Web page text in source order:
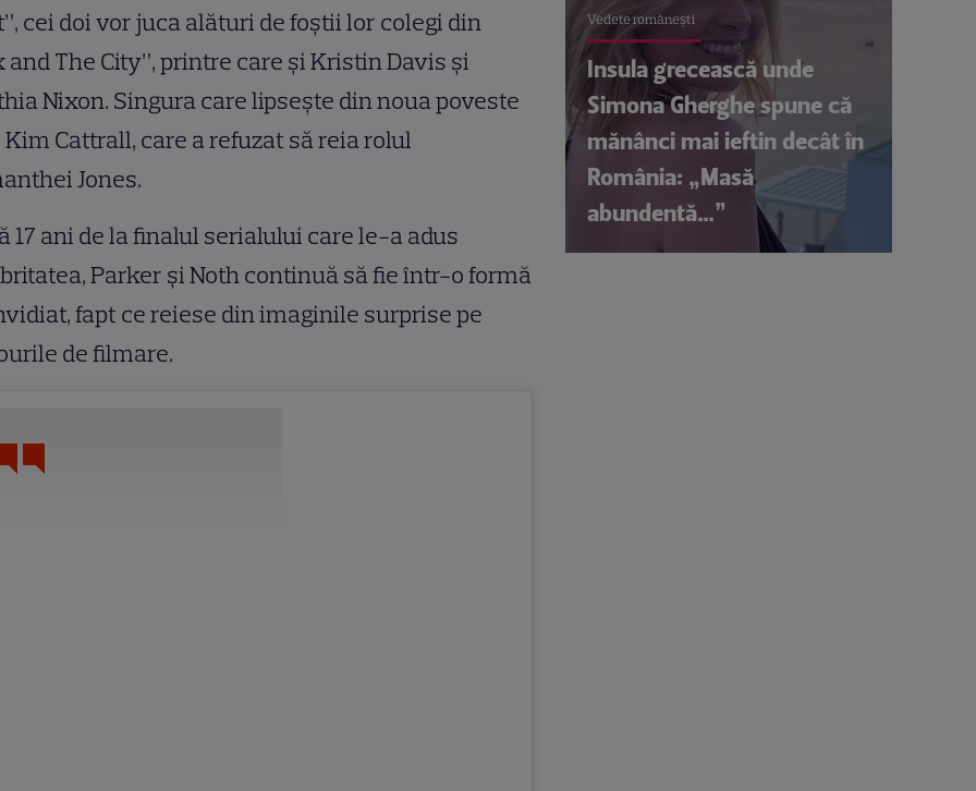
cei doi vor juca alături de foștii lor colegi din
and The City”, printre care și Kristin Davis și
Nixon. Singura care lipsește din noua poveste
Kim Cattrall, care a refuzat să reia rolul
Jones.
17 ani de la finalul serialului care le-a adus
Parker și Noth continuă să fie într-o formă
fapt ce reiese din imaginile surprise pe
de filmare.
Vedete româneşti
Insula grecească unde
Simona Gherghe spune că
mănânci mai ieftin decât în
România: „Masă
abundentă…”